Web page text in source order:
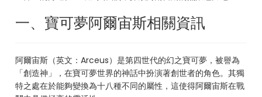
一、寶可夢阿爾宙斯相關資訊
阿爾宙斯（英文：Arceus）是第四世代的幻之寶可夢，被譽為
「創造神」，在寶可夢世界的神話中扮演著創世者的角色。其獨
特之處在於能夠變換為十八種不同的屬性，這使得阿爾宙斯在戰